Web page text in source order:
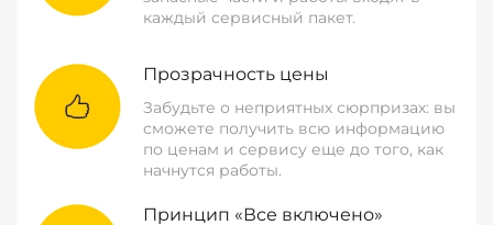
каждый сервисный пакет.
Прозрачность цены
Забудьте о неприятных сюрпризах: вы
сможете получить всю информацию
по ценам и сервису еще до того, как
начнутся работы.
Принцип «Все включено»